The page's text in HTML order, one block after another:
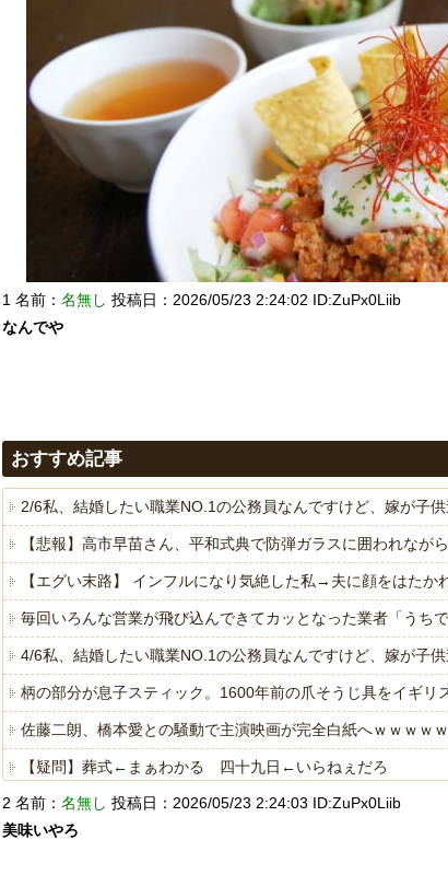
1 名前： 名無し 投稿日：2026/05/23 2:24:02 ID:ZuPx0Liib
なんでや
おすすめ記事
2/6私、結婚したい職業NO.1の公務員なんですけど、嫁が子
【悲報】高市早苗さん、平和式典で防弾ガラスに囲われなが
【エグい末路】 インフルになり気絶した私→夫に顔をはた
毎回いろんな営業が飛び込んできてカッとなった業者「う
4/6私、結婚したい職業NO.1の公務員なんですけど、嫁が子
柄の部分が息子スティック。1600年前の爪そうじ具をイギリ
佐藤二朗、橋本愛との騒動で主演映画が完全白紙へｗｗｗｗｗ
【疑問】葬式←まぁわかる 四十九日←いらねぇだろ
海外「日本人はなんて気高いんだ！」 英高級紙も驚愕した極
ヒーローのサバイバルアクション Siege Survivors
2 名前： 名無し 投稿日：2026/05/23 2:24:03 ID:ZuPx0Liib
美味いやろ